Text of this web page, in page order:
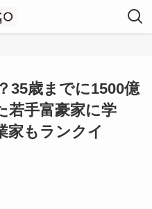
35歳までに1500億
若手富豪家に学
家もランクイ